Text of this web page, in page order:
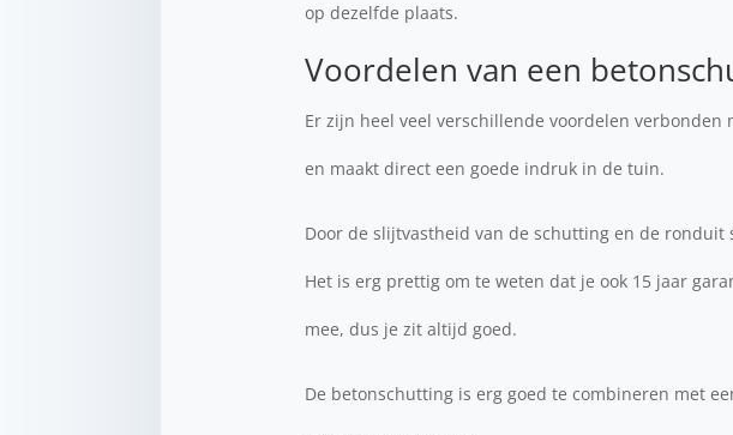
op dezelfde plaats.
Voordelen van een
Er zijn heel veel verschillende voordelen
en maakt direct een goede indruk in de tuin.
Door de slijtvastheid van de schutting en de
Het is erg prettig om te weten dat je ook 15 jaar
mee, dus je zit altijd goed.
De betonschutting is erg goed te combineren met